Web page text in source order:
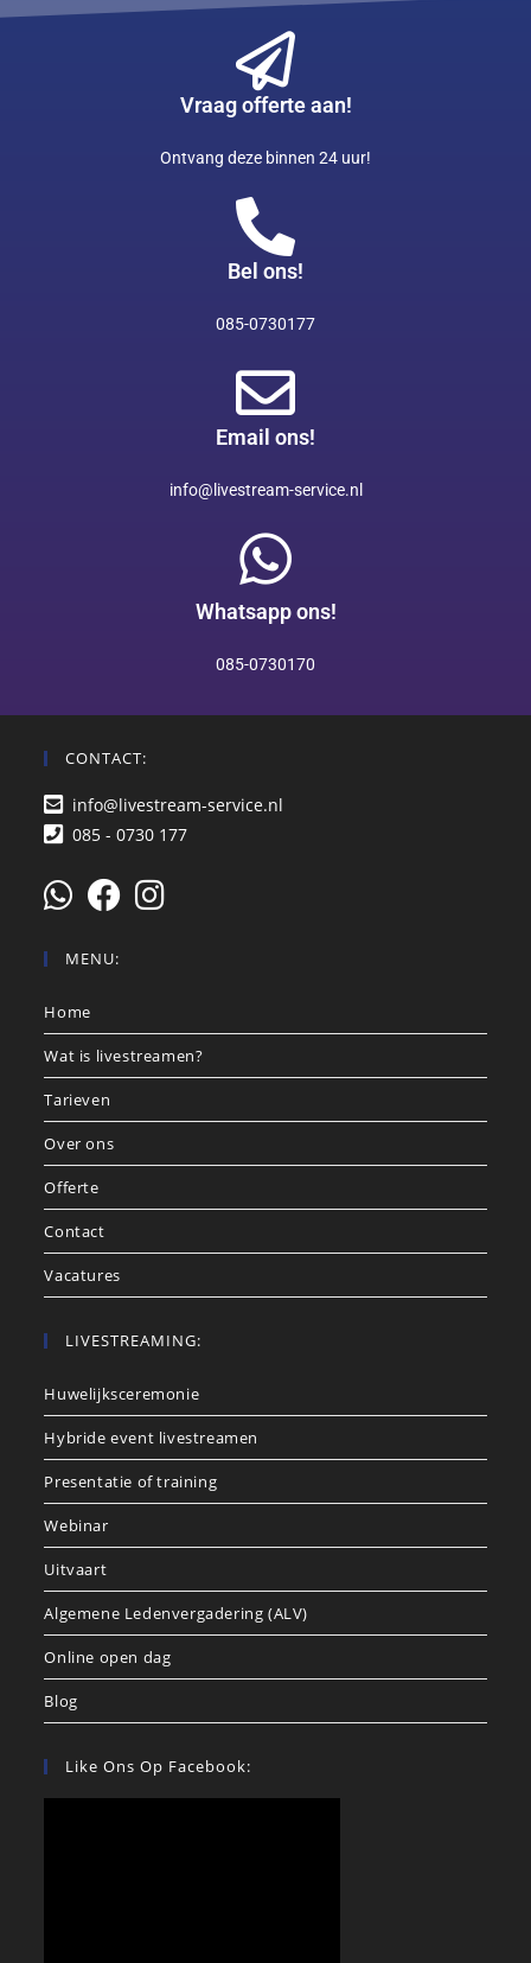
Vraag offerte aan!
Ontvang deze binnen 24 uur!
Bel ons!
085-0730177
Email ons!
info@livestream-service.nl
Whatsapp ons!
085-0730170
CONTACT:
info@livestream-service.nl
085 - 0730 177
MENU:
Home
Wat is livestreamen?
Tarieven
Over ons
Offerte
Contact
Vacatures
LIVESTREAMING:
Huwelijksceremonie
Hybride event livestreamen
Presentatie of training
Webinar
Uitvaart
Algemene Ledenvergadering (ALV)
Online open dag
Blog
Like Ons Op Facebook: